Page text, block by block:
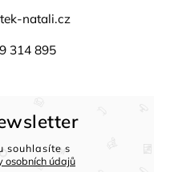
natali.cz
314 895
souhlasíte s
osobních údajů